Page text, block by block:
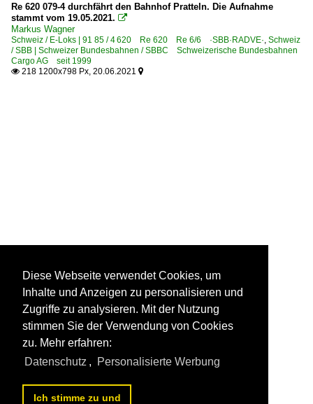
Re 620 079-4 durchfährt den Bahnhof Pratteln. Die Aufnahme
stammt vom 19.05.2021. 
Markus Wagner
Schweiz / E-Loks | 91 85 / 4 620 Re 620 Re 6/6 ·SBB·RADVE·, Schweiz
/ SBB | Schweizer Bundesbahnen / SBBC Schweizerische Bundesbahnen
Cargo AG seit 1999
 218 1200x798 Px, 20.06.2021 
Diese Webseite verwendet Cookies, um
Inhalte und Anzeigen zu personalisieren und
Zugriffe zu analysieren. Mit der Nutzung
stimmen Sie der Verwendung von Cookies
zu. Mehr erfahren:
Datenschutz , Personalisierte Werbung
Ich stimme zu und